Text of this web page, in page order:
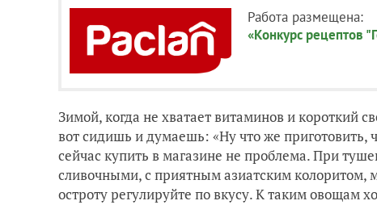
Работа размещена:
«Конкурс рецептов
Зимой, когда не хватает витаминов и короткий
вот сидишь и думаешь: «Ну что же
сейчас купить в магазине не проблема. При
сливочными, с приятным азиатским колоритом,
остроту регулируйте по вкусу. К таким овощам